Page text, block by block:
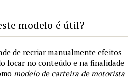
modelo é útil?
de recriar manualmente efeitos
focar no conteúdo e na finalidade
modelo de carteira de motorista